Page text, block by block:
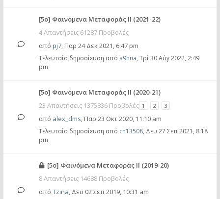
[5ο] Φαινόμενα Μεταφοράς ΙΙ (2021-22)
4 Απαντήσεις 61287 Προβολές
από pj7, Παρ 24 Δεκ 2021, 6:47 pm
Τελευταία δημοσίευση από a9hna, Τρί 30 Αύγ 2022, 2:49
pm
[5ο] Φαινόμενα Μεταφοράς ΙΙ (2020-21)
23 Απαντήσεις 1375836 Προβολές 1 2 3
από alex_dms, Παρ 23 Οκτ 2020, 11:10 am
Τελευταία δημοσίευση από ch13508, Δευ 27 Σεπ 2021, 8:18
pm
[5ο] Φαινόμενα Μεταφοράς ΙΙ (2019-20)
8 Απαντήσεις 14688 Προβολές
από Tzina, Δευ 02 Σεπ 2019, 10:31 am